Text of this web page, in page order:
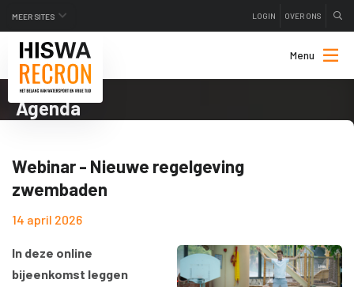
MEER SITES LOGIN OVER ONS
Menu
Agenda
Webinar - Nieuwe regelgeving
zwembaden
14 april 2026
In deze online
bijeenkomst leggen